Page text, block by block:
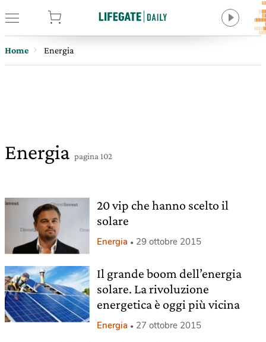
Home Energia
Energia pagina 102
20 vip che hanno scelto il
solare
Energia 29 ottobre 2015
Il grande boom dell’energia
solare. La rivoluzione
energetica è oggi più vicina
Energia 27 ottobre 2015